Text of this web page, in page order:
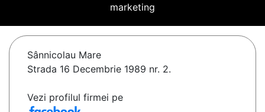
marketing
Sânnicolau Mare
Strada 16 Decembrie 1989 nr. 2.
Vezi profilul firmei pe